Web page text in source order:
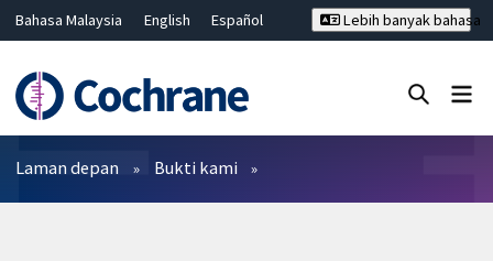
Bahasa Malaysia English
Español
Hrvatski
Deutsch ไทย
繁體中文
简体中文
Lebih banyak bahasa
Penapis
Laman depan Bukti kami